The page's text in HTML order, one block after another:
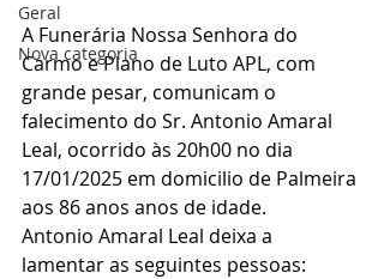
Geral
Nova categoria
A Funerária Nossa Senhora do
Carmo e Plano de Luto APL, com
grande pesar, comunicam o
falecimento do Sr. Antonio Amaral
Leal, ocorrido às 20h00 no dia
17/01/2025 em domicilio de Palmeira
aos 86 anos anos de idade.
Antonio Amaral Leal deixa a
lamentar as seguintes pessoas: